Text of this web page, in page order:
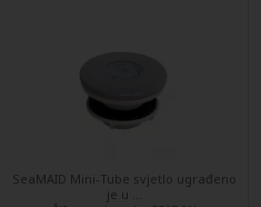
SeaMAID Mini-Tube svjetlo ugrađeno
je u ...